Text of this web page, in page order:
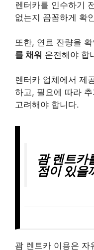
렌터카를 인수하기
없는지 꼼꼼하게 확
또한, 연료 잔량을
를 채워 운전해야 합
렌터카 업체에서 제
하고, 필요에 따라
고려해야 합니다.
괌 렌트카
점이 있을
괌 렌트카 이용은 자